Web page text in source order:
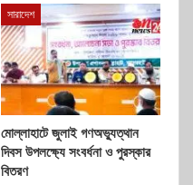
সারাদেশ
মোল্লাহাটে জুলাই গণঅভ্যুত্থান
দিবস উপলক্ষ্যে সংবর্ধনা ও পুরস্কার
বিতরণ